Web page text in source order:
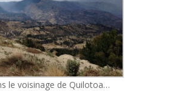
le voisinage de Quilotoa…